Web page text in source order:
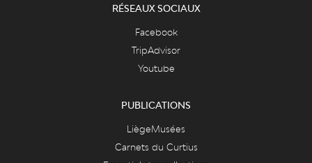
RÉSEAUX SOCIAUX
Facebook
TripAdvisor
Youtube
PUBLICATIONS
LiègeMusées
Carnets du Curtius